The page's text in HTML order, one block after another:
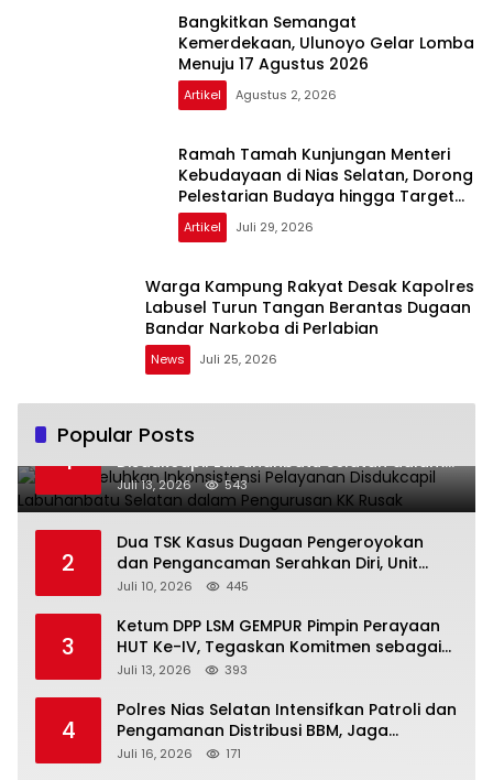
Bangkitkan Semangat
Kemerdekaan, Ulunoyo Gelar Lomba
Menuju 17 Agustus 2026
Artikel Agustus 2, 2026
Ramah Tamah Kunjungan Menteri
Kebudayaan di Nias Selatan, Dorong
Pelestarian Budaya hingga Target
UNESCO
Artikel Juli 29, 2026
Warga Kampung Rakyat Desak Kapolres
Labusel Turun Tangan Berantas Dugaan
Bandar Narkoba di Perlabian
News Juli 25, 2026
Popular Posts
1
Warga Keluhkan Inkonsistensi Pelayanan
Disdukcapil Labuhanbatu Selatan dalam
Pengurusan KK Rusak
Juli 13, 2026 543
2
Dua TSK Kasus Dugaan Pengeroyokan
dan Pengancaman Serahkan Diri, Unit
Reskrim Polsek Lolowau Tuntaskan
Juli 10, 2026 445
3
Ketum DPP LSM GEMPUR Pimpin Perayaan
HUT Ke-IV, Tegaskan Komitmen sebagai
Mitra Pemerintah dan Corong Aspirasi
Juli 13, 2026 393
4
Polres Nias Selatan Intensifkan Patroli dan
Pengamanan Distribusi BBM, Jaga
Ketertiban di SPBU
Juli 16, 2026 171